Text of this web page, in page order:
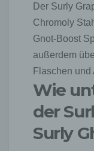
Der Surly
Chromoly
Gnot-Boost
außerdem
Flaschen und
Wie
der
Surly